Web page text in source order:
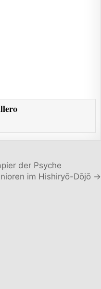
der Psyche
im Hishiryō-Dōjō →